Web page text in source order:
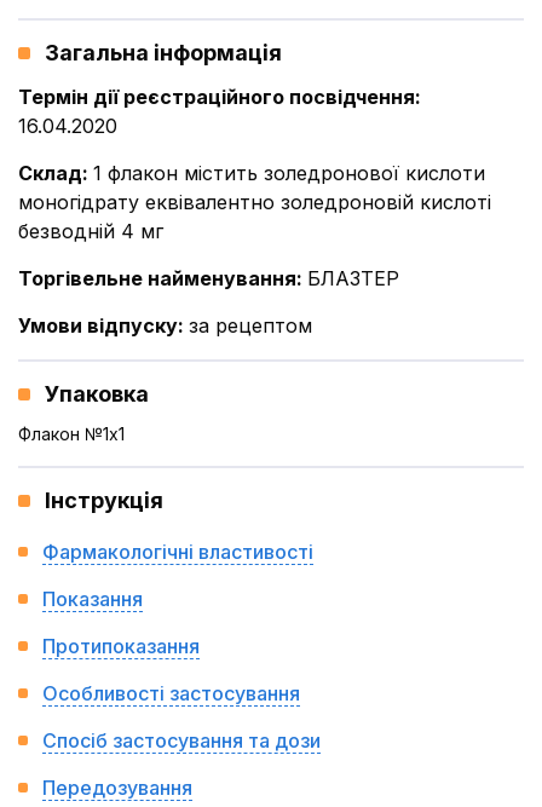
Загальна інформація
Термін дії реєстраційного посвідчення:
16.04.2020
Склад: 1 флакон містить золедронової кислоти
моногідрату еквівалентно золедроновій кислоті
безводній 4 мг
Торгівельне найменування: БЛАЗТЕР
Умови відпуску: за рецептом
Упаковка
Флакон №1x1
Інструкція
Фармакологічні властивості
Показання
Протипоказання
Особливості застосування
Спосіб застосування та дози
Передозування